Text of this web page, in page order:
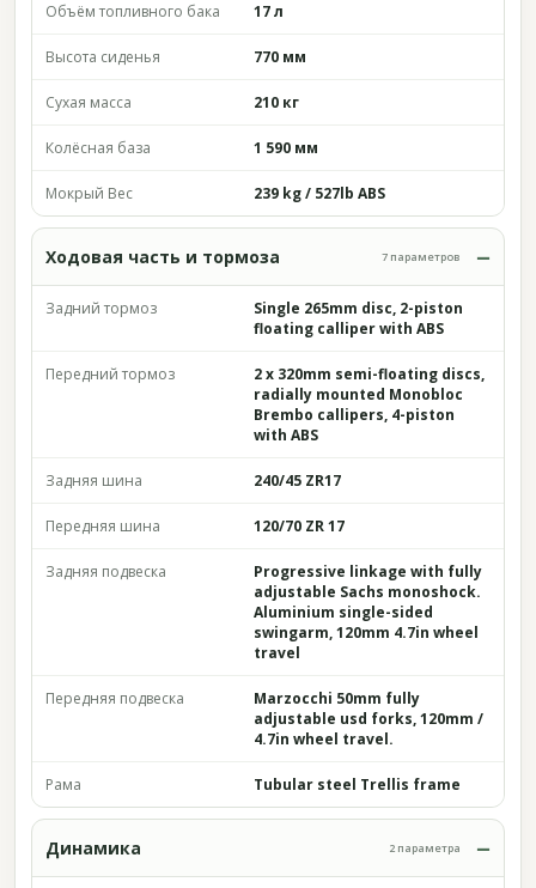
Объём топливного бака 17 л
Высота сиденья 770 мм
Сухая масса 210 кг
Колёсная база 1 590 мм
Мокрый Вес 239 kg / 527lb ABS
Ходовая часть и тормоза 7 параметров
Задний тормоз
Single 265mm disc, 2-piston
floating calliper with ABS
Передний тормоз
2 x 320mm semi-floating discs,
radially mounted Monobloc
Brembo callipers, 4-piston
with ABS
Задняя шина 240/45 ZR17
Передняя шина 120/70 ZR 17
Задняя подвеска
Progressive linkage with fully
adjustable Sachs monoshock.
Aluminium single-sided
swingarm, 120mm 4.7in wheel
travel
Передняя подвеска
Marzocchi 50mm fully
adjustable usd forks, 120mm /
4.7in wheel travel.
Рама Tubular steel Trellis frame
Динамика 2 параметра